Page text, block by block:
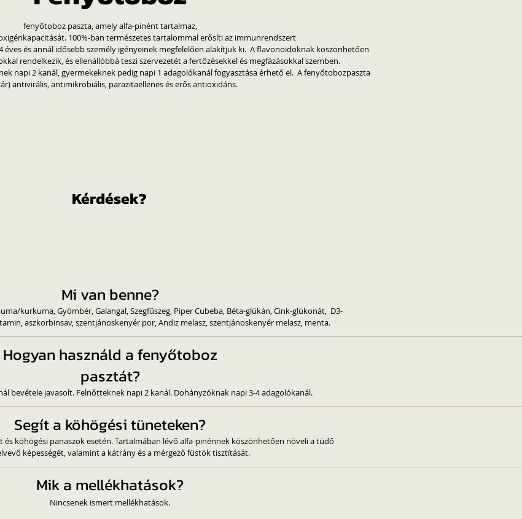
fenyőtoboz paszta, amely alfa-pinént tartalmaz,
100%-ban természetes tartalommal erősíti az immunrendszert
és annál idősebb személy igényeinek megfelelően alakítjuk ki. A flavonoidoknak köszönhetően
rendelkezik, és ellenállóbbá teszi szervezetét a fertőzésekkel és megfázásokkal szemben.
napi 2 kanál, gyermekeknek pedig napi 1 adagolókanál fogyasztása érhető el. A fenyőtobozpaszta
antivirális, antimikrobiális, parazitaellenes és erős antioxidáns.
Kérdések?​
Mi van benne?
kurkuma, Gyömbér, Galangal, Szegfűszeg, Piper Cubeba, Béta-glükán, Cink-glükonát, D3-
aszkorbinsav, szentjánoskenyér por, Andiz melasz, szentjánoskenyér melasz, menta.
Hogyan használd a fenyőtoboz
pasztát?
bevétele javasolt. Felnőtteknek napi 2 kanál. Dohányzóknak napi 3-4 adagolókanál.
Segít a köhögési tüneteken?
köhögési panaszok esetén. Tartalmában lévő alfa-pinénnek köszönhetően növeli a tüdő
képességét, valamint a kátrány és a mérgező füstök tisztítását.
Mik a mellékhatások?
Nincsenek ismert mellékhatások.